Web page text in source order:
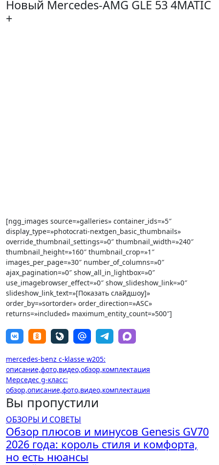
Новый Mercedes-AMG GLE 53 4MATIC
+
[ngg_images source=»galleries» container_ids=»5″
display_type=»photocrati-nextgen_basic_thumbnails»
override_thumbnail_settings=»0″ thumbnail_width=»240″
thumbnail_height=»160″ thumbnail_crop=»1″
images_per_page=»30″ number_of_columns=»0″
ajax_pagination=»0″ show_all_in_lightbox=»0″
use_imagebrowser_effect=»0″ show_slideshow_link=»0″
slideshow_link_text=»[Показать слайдшоу]»
order_by=»sortorder» order_direction=»ASC»
returns=»included» maximum_entity_count=»500″]
Навигация
по
записям
mercedes-benz c-klasse w205:
описание,фото,видео,обзор,комплектация
Мерседес g-класс:
обзор,описание,фото,видео,комплектация
Вы пропустили
ОБЗОРЫ И СОВЕТЫ
Обзор плюсов и минусов Genesis GV70
2026 года: король стиля и комфорта,
но есть нюансы